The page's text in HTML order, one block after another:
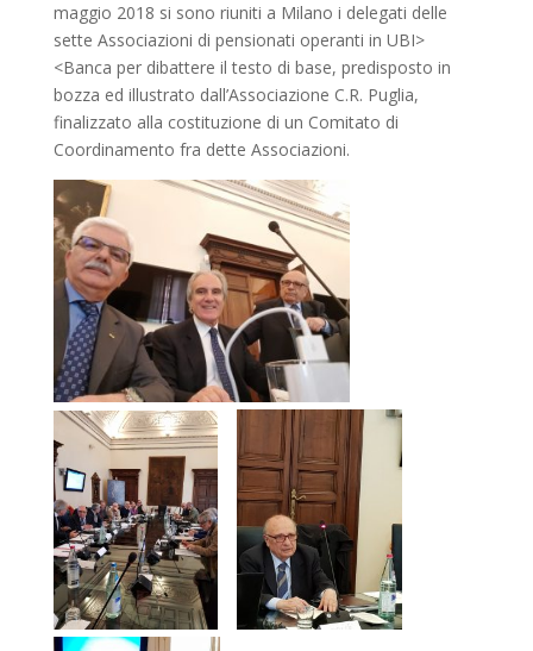
maggio 2018 si sono riuniti a Milano i delegati delle
sette Associazioni di pensionati operanti in UBI>
<Banca per dibattere il testo di base, predisposto in
bozza ed illustrato dall’Associazione C.R. Puglia,
finalizzato alla costituzione di un Comitato di
Coordinamento fra dette Associazioni.